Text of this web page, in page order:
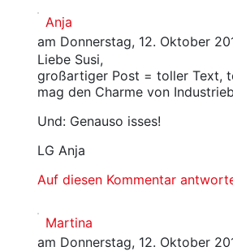
Anja
am Donnerstag, 12. Oktober
Liebe Susi,
großartiger Post = toller Text,
mag den Charme von
Und: Genauso isses!
LG Anja
Auf diesen Kommentar
Martina
am Donnerstag, 12. Oktober